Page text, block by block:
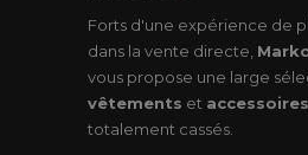
Forts d'une expérience de
dans la vente directe,
vous propose une large
vêtements et accessoires
totalement cassés.